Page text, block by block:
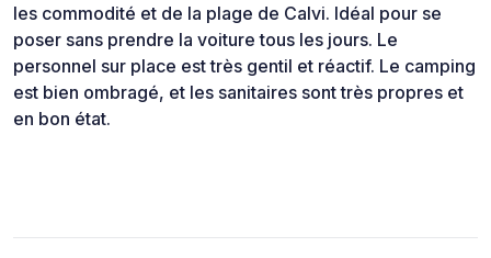
les commodité et de la plage de Calvi. Idéal pour se
poser sans prendre la voiture tous les jours. Le
personnel sur place est très gentil et réactif. Le camping
est bien ombragé, et les sanitaires sont très propres et
en bon état.